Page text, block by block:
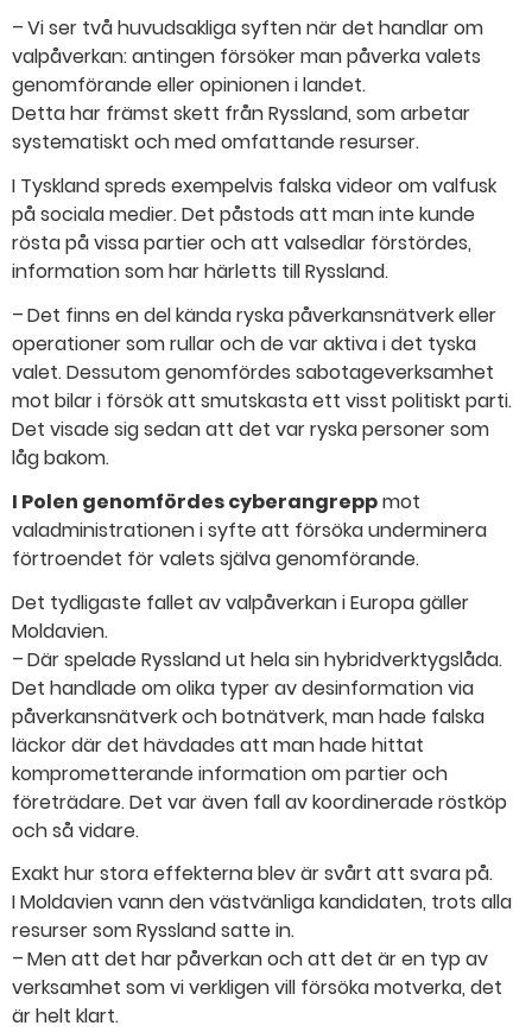
– Vi ser två huvudsakliga syften när det handlar om
valpåverkan: antingen försöker man påverka valets
genomförande eller opinionen i landet.
Detta har främst skett från Ryssland, som arbetar
systematiskt och med omfattande resurser.
I Tyskland spreds exempelvis falska videor om valfusk
på sociala medier. Det påstods att man inte kunde
rösta på vissa partier och att valsedlar förstördes,
information som har härletts till Ryssland.
– Det finns en del kända ryska påverkansnätverk eller
operationer som rullar och de var aktiva i det tyska
valet. Dessutom genomfördes sabotageverksamhet
mot bilar i försök att smutskasta ett visst politiskt parti.
Det visade sig sedan att det var ryska personer som
låg bakom.
I Polen genomfördes cyberangreppmot
valadministrationen i syfte att försöka underminera
förtroendet för valets själva genomförande.
Det tydligaste fallet av valpåverkan i Europa gäller
Moldavien.
– Där spelade Ryssland ut hela sin hybridverktygslåda.
Det handlade om olika typer av desinformation via
påverkansnätverk och botnätverk, man hade falska
läckor där det hävdades att man hade hittat
komprometterande information om partier och
företrädare. Det var även fall av koordinerade röstköp
och så vidare.
Exakt hur stora effekterna blev är svårt att svara på.
I Moldavien vann den västvänliga kandidaten, trots alla
resurser som Ryssland satte in.
– Men att det har påverkan och att det är en typ av
verksamhet som vi verkligen vill försöka motverka, det
är helt klart.